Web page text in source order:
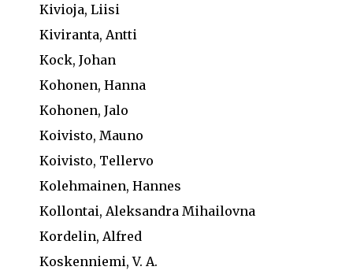
Kivioja, Liisi
Kiviranta, Antti
Kock, Johan
Kohonen, Hanna
Kohonen, Jalo
Koivisto, Mauno
Koivisto, Tellervo
Kolehmainen, Hannes
Kollontai, Aleksandra Mihailovna
Kordelin, Alfred
Koskenniemi, V. A.